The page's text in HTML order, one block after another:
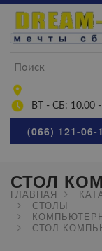
ВТ - СБ: 10.00
(066) 121-06-
СТОЛ
ГЛАВНАЯ
СТОЛЫ
СТОЛ